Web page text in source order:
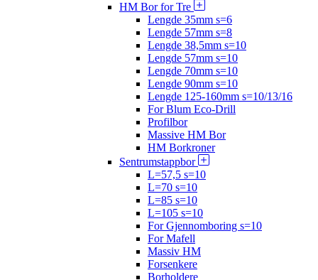
HM Bor for Tre
Lengde 35mm s=6
Lengde 57mm s=8
Lengde 38,5mm s=10
Lengde 57mm s=10
Lengde 70mm s=10
Lengde 90mm s=10
Lengde 125-160mm s=10/13/16
For Blum Eco-Drill
Profilbor
Massive HM Bor
HM Borkroner
Sentrumstappbor
L=57,5 s=10
L=70 s=10
L=85 s=10
L=105 s=10
For Gjennomboring s=10
For Mafell
Massiv HM
Forsenkere
Borholdere